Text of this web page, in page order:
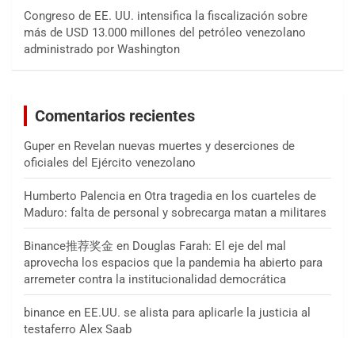
Congreso de EE. UU. intensifica la fiscalización sobre
más de USD 13.000 millones del petróleo venezolano
administrado por Washington
Comentarios recientes
Guper en Revelan nuevas muertes y deserciones de
oficiales del Ejército venezolano
Humberto Palencia en Otra tragedia en los cuarteles de
Maduro: falta de personal y sobrecarga matan a militares
Binance推荐奖金 en Douglas Farah: El eje del mal
aprovecha los espacios que la pandemia ha abierto para
arremeter contra la institucionalidad democrática
binance en EE.UU. se alista para aplicarle la justicia al
testaferro Alex Saab